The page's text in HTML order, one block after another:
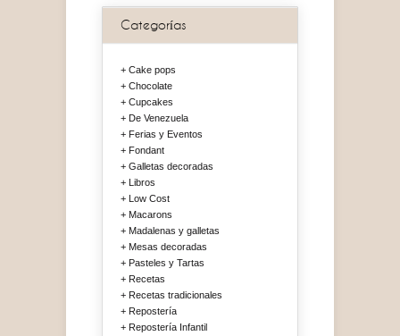
Categorías
Cake pops
Chocolate
Cupcakes
De Venezuela
Ferias y Eventos
Fondant
Galletas decoradas
Libros
Low Cost
Macarons
Madalenas y galletas
Mesas decoradas
Pasteles y Tartas
Recetas
Recetas tradicionales
Repostería
Repostería Infantil